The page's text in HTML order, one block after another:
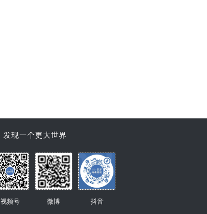
发现一个更大世界
视频号 微博 抖音